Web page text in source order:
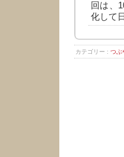
回は、
化して
カテゴリー : つぶ